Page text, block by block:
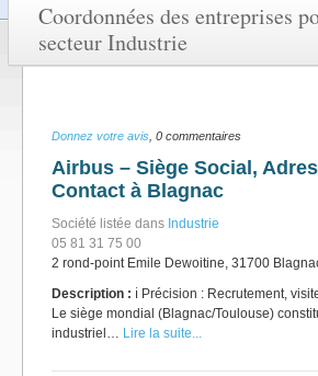
Coordonnées des entreprises
secteur Industrie
Donnez votre avis , 0 commentaires
Airbus – Siège Social,
Contact à Blagnac
Société listée dans Industrie
05 81 31 75 00
2 rond-point Emile Dewoitine, 31700
Description : ℹ️ Précision : Recrutement,
Le siège mondial (Blagnac/Toulouse)
industriel… Lire la suite...